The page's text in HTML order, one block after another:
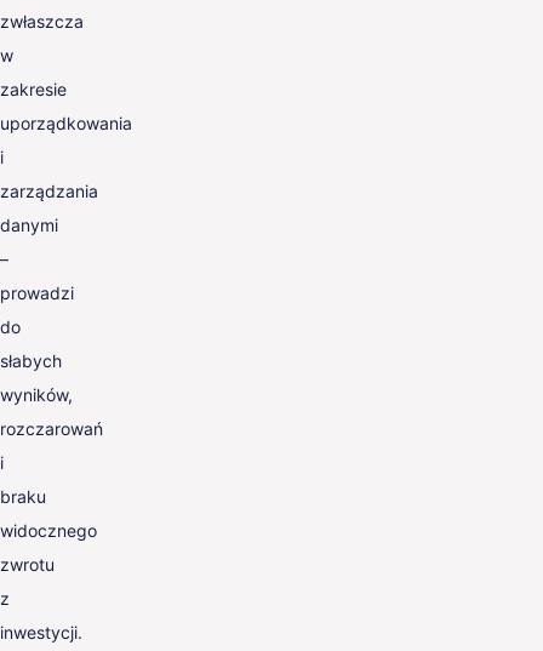
zwłaszcza
w
zakresie
uporządkowania
i
zarządzania
danymi
–
prowadzi
do
słabych
wyników,
rozczarowań
i
braku
widocznego
zwrotu
z
inwestycji.